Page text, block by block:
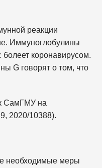
реакции
Иммуноглобулины
болеет коронавирусом.
G говорят о том, что
СамГМУ на
2020/10388).
необходимые меры